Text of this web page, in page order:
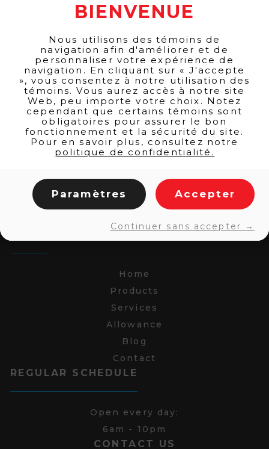
BACK TO PRODUCTS
Home
Products
Services
Allowance
Blog
Contact
REGULAR SCHEDULE
Open every day:
6am - 10pm
CONTACT US
BIENVENUE
Nous utilisons des témoins de
navigation afin d'améliorer et de
personnaliser votre expérience de
navigation. En cliquant sur « J'accepte
», vous consentez à notre utilisation des
témoins. Vous aurez accès à notre site
Web, peu importe votre choix. Notez
cependant que certains témoins sont
obligatoires pour assurer le bon
fonctionnement et la sécurité du site.
Pour en savoir plus, consultez notre
politique de confidentialité.
Paramètres Accepter
Continuer sans accepter →